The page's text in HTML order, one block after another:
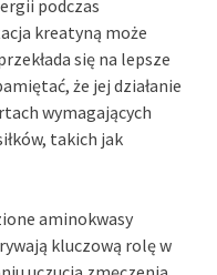
podczas
kreatyną może
się na lepsze
że jej działanie
wymagających
takich jak
aminokwasy
kluczową rolę w